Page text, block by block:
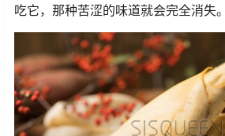
吃它，那种苦涩的味道就会完全消失。